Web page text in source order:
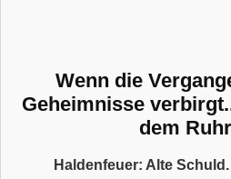
Wenn die
Geheimnisse
dem
Haldenfeuer: Alte